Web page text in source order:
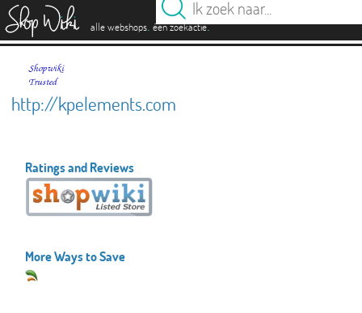
alle webshops. één zoekactie.
http://kpelements.com
Ratings and Reviews
More Ways to Save